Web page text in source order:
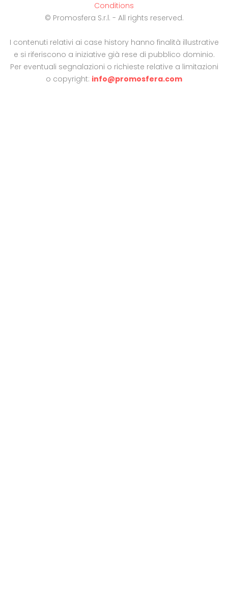
Conditions
© Promosfera S.r.l. - All rights reserved.
I contenuti relativi ai case history hanno finalità illustrative
e si riferiscono a iniziative già rese di pubblico dominio.
Per eventuali segnalazioni o richieste relative a limitazioni
o copyright: info@promosfera.com